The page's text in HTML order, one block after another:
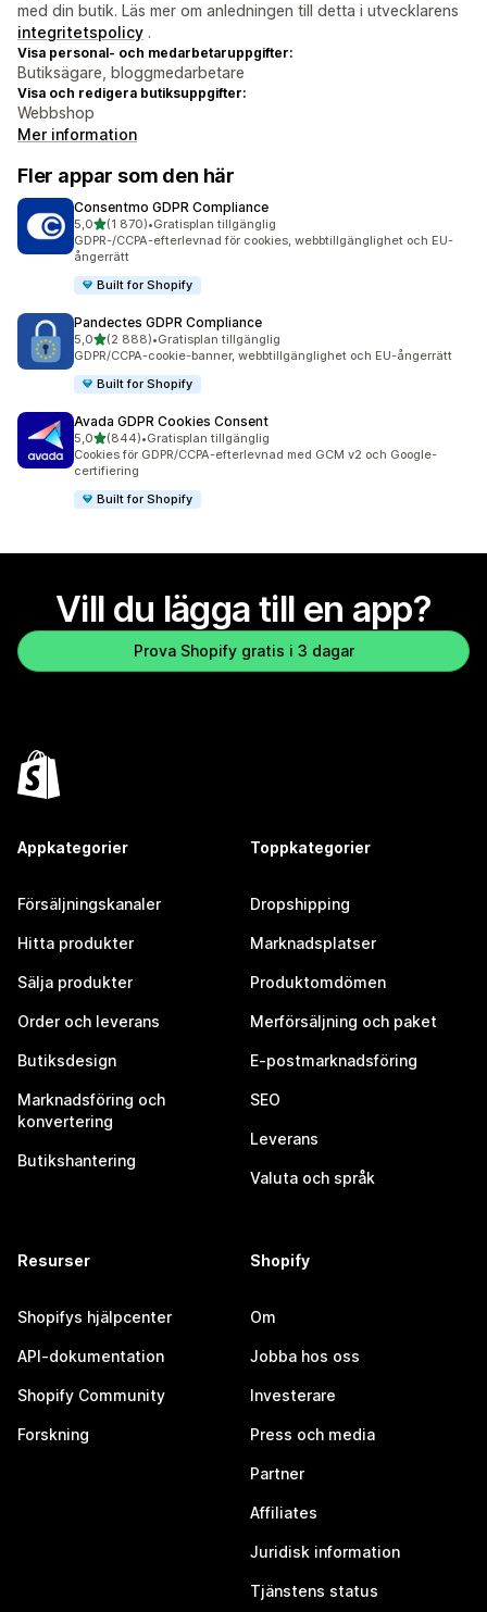
med din butik. Läs mer om anledningen till detta i utvecklarens
integritetspolicy .
Visa personal- och medarbetaruppgifter:
Butiksägare, bloggmedarbetare
Visa och redigera butiksuppgifter:
Webbshop
Mer information
Fler appar som den här
Consentmo GDPR Compliance
5,0av 5 stjärnor
(1 870)
1870 recensioner totalt
•Gratisplan tillgänglig
GDPR-/CCPA-efterlevnad för cookies, webbtillgänglighet och EU-
ångerrätt
Built for Shopify
Pandectes GDPR Compliance
5,0av 5 stjärnor
(2 888)
2888 recensioner totalt
•Gratisplan tillgänglig
GDPR/CCPA-cookie-banner, webbtillgänglighet och EU-ångerrätt
Built for Shopify
Avada GDPR Cookies Consent
5,0av 5 stjärnor
(844)
844 recensioner totalt
•Gratisplan tillgänglig
Cookies för GDPR/CCPA-efterlevnad med GCM v2 och Google-
certifiering
Built for Shopify
Vill du lägga till en app?
Prova Shopify gratis i 3 dagar
Appkategorier
Försäljningskanaler
Hitta produkter
Sälja produkter
Order och leverans
Butiksdesign
Marknadsföring och
konvertering
Butikshantering
Toppkategorier
Dropshipping
Marknadsplatser
Produktomdömen
Merförsäljning och paket
E-postmarknadsföring
SEO
Leverans
Valuta och språk
Resurser
Shopifys hjälpcenter
API-dokumentation
Shopify Community
Forskning
Shopify
Om
Jobba hos oss
Investerare
Press och media
Partner
Affiliates
Juridisk information
Tjänstens status